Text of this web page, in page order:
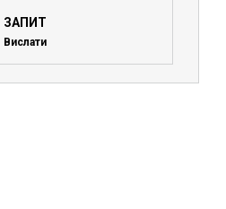
ЗАПИТ
Вислати